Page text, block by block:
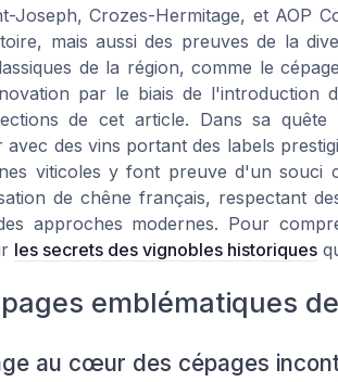
Joseph,Crozes-Hermitage, et AOP
mais aussi des preuves de la
de la région, comme le
par le biais de l'introduction
de cet article. Dans sa
avec des vins portant des labels
viticoles y font preuve d'un souci
de chêne français, respectant
approches modernes. Pour
les secrets des vignobles historiques
emblématiques
au cœur des cépages